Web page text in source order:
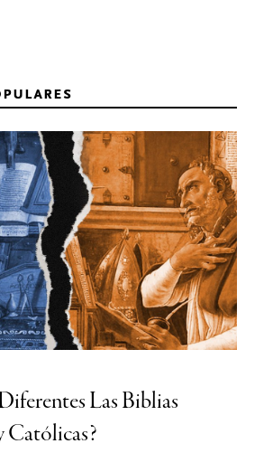
Las Biblias
Católicas?